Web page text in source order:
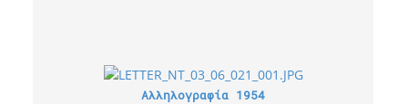
Αλληλογραφία 1954